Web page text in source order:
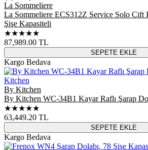
La Sommeliere
La Sommeliere ECS312Z Service Solo Çift
Şişe Kapasiteli
★★★★★
87,989.00 TL
SEPETE EKLE
Kargo Bedava
By Kitchen
By Kitchen WC-34B1 Kayar Raflı Şarap
★★★★★
63,449.20 TL
SEPETE EKLE
Kargo Bedava